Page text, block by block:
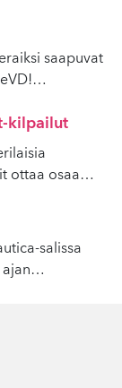
saapuvat
…
kilpailut
ottaa osaa…
salissa
…